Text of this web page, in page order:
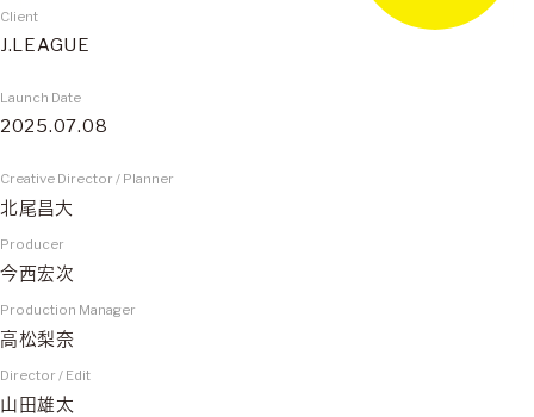
Client
J.LEAGUE
Launch Date
2025.07.08
Creative Director / Planner
北尾昌大
Producer
今西宏次
Production Manager
高松梨奈
Director / Edit
山田雄太